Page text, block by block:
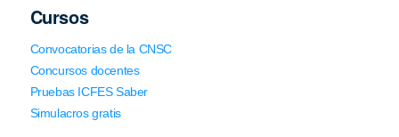
Cursos
Convocatorias de la CNSC
Concursos docentes
Pruebas ICFES Saber
Simulacros gratis